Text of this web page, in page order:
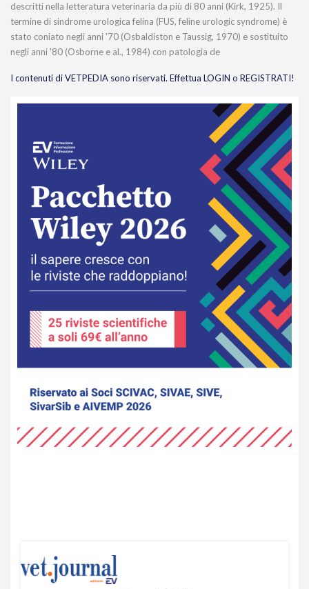
descritti nella letteratura veterinaria da più di 80 anni (Kirk, 1925). Il
termine di sindrome urologica felina (FUS, feline urologic syndrome) è
stato coniato negli anni '70 (Osbaldiston e Taussig, 1970) e sostituito
negli anni '80 (Osborne e al., 1984) con patologia de
I contenuti di VETPEDIA sono riservati. Effettua LOGIN o REGISTRATI!